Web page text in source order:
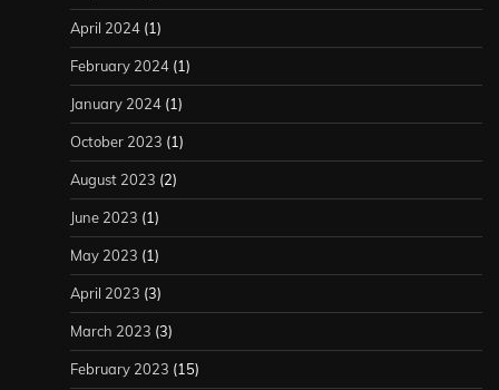
April 2024 (1)
February 2024 (1)
January 2024 (1)
October 2023 (1)
August 2023 (2)
June 2023 (1)
May 2023 (1)
April 2023 (3)
March 2023 (3)
February 2023 (15)